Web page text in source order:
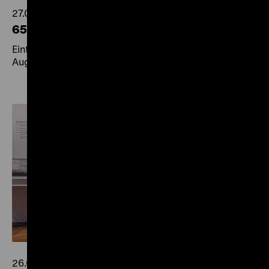
27.07.2026
65 Jahre Mauerbau
Eintritt frei und kostenfreie Themenführungen am 13.
August 2026
26.06.2026